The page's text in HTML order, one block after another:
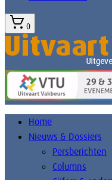
0
Home
Nieuws & Dossiers
Persberichten
Columns